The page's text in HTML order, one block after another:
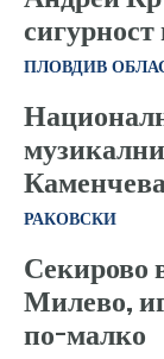
сигурност
ПЛОВДИВ
Каменчева
РАКОВСКИ
Секирово
Милево,
по-малко